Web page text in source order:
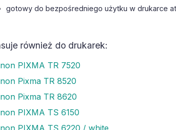
gotowy do bezpośredniego użytku w drukarce
również do drukarek:
PIXMA TR 7520
Pixma TR 8520
Pixma TR 8620
PIXMA TS 6150
PIXMA TS 6220 / white